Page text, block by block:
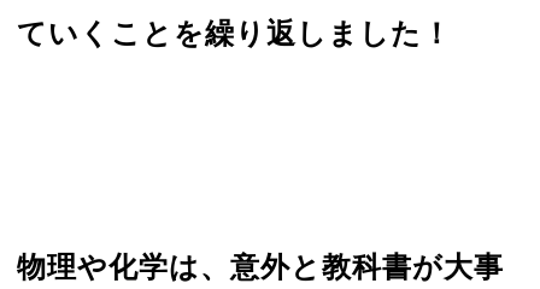
ていくことを繰り返しました！
物理や化学は、意外と教科書が大事